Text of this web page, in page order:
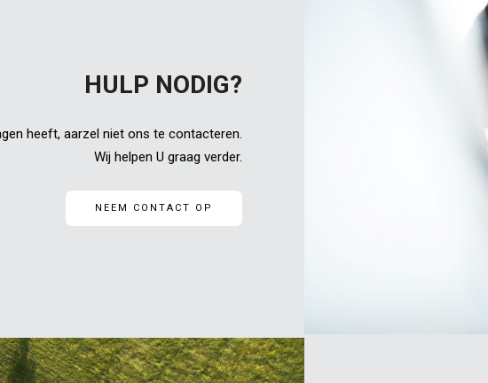
HULP NODIG?
heeft, aarzel niet ons te contacteren.
Wij helpen U graag verder.
NEEM CONTACT OP